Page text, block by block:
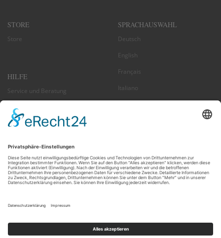
STORE
Store
HILFE
Service und Beratung
Zahlung und Versand
Reklamationen / Retouren
SPRACH­AUSWAHL
Deutsch
English
Français
Italiano
NEWSLETTER ABONNIEREN
EMAIL-
abonnieren